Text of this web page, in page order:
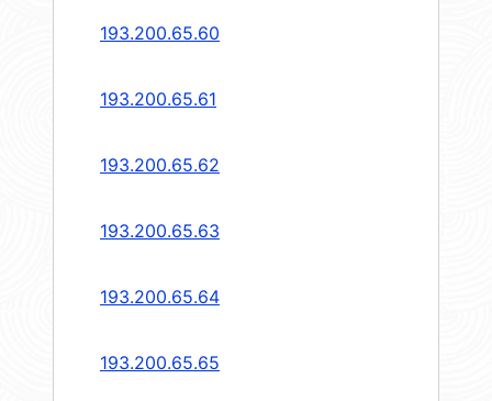
193.200.65.60
193.200.65.61
193.200.65.62
193.200.65.63
193.200.65.64
193.200.65.65